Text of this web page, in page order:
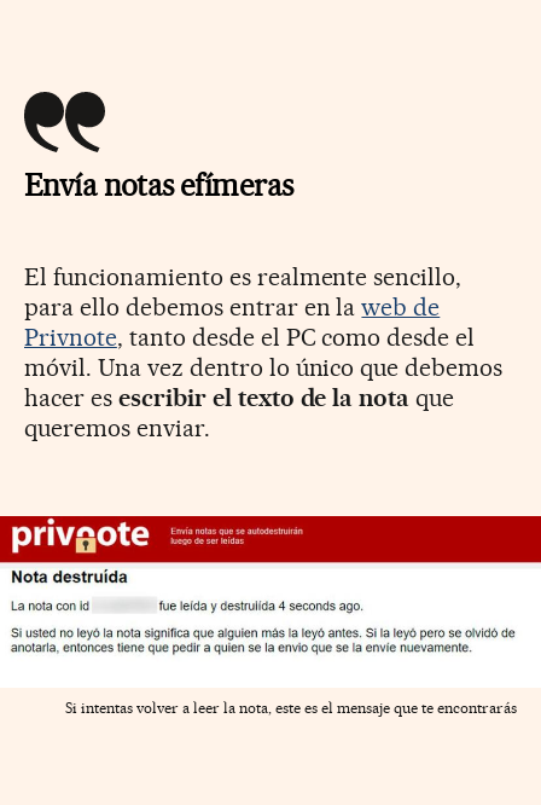
Envía notas efímeras
El funcionamiento es realmente sencillo,
para ello debemos entrar en laweb de
Privnote, tanto desde el PC como desde el
móvil. Una vez dentro lo único que debemos
hacer es escribir el texto de la nota que
queremos enviar.
Si intentas volver a leer la nota, este es el mensaje que te encontrarás